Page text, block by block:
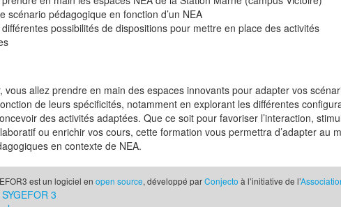
scénario pédagogique en fonction d’un NEA
possibilités de dispositions pour mettre en place des activités
vous allez prendre en main des espaces innovants pour adapter vos
de leurs spécificités, notamment en explorant les différentes
des activités adaptées. Que ce soit pour favoriser l’interaction,
ou enrichir vos cours, cette formation vous permettra d’adapter au
en contexte de NEA.
est un logiciel en open source, développé parConjecto à l’initiative de l’
3